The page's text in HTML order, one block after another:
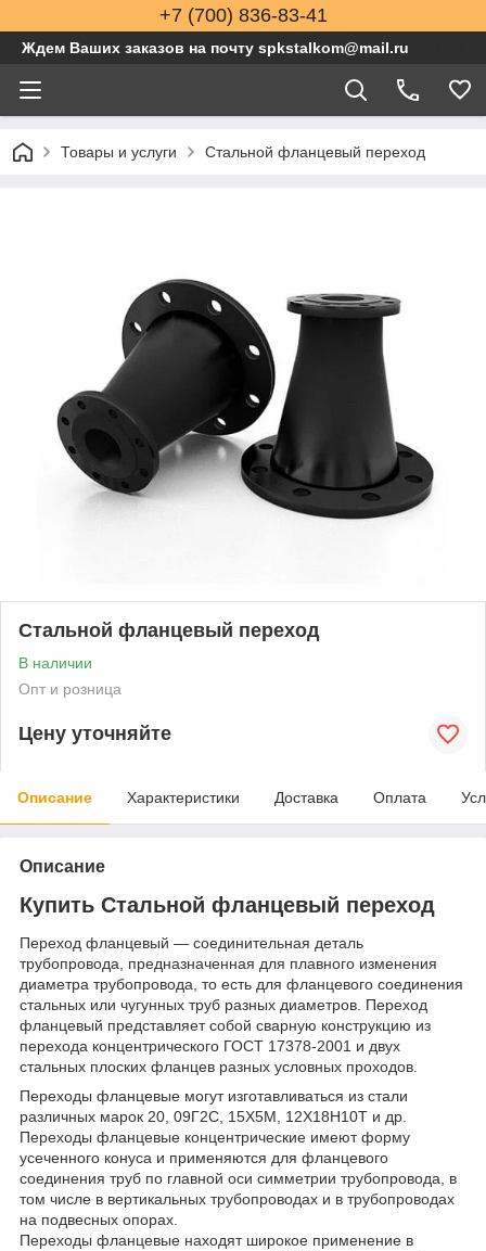
+7 (700) 836-83-41
Ждем Ваших заказов на почту spkstalkom@mail.ru
Товары и услуги Стальной фланцевый переход
Стальной фланцевый переход
В наличии
Опт и розница
Цену уточняйте
Описание Характеристики Доставка Оплата
Описание
Купить Стальной фланцевый переход
Переход фланцевый — соединительная деталь
трубопровода, предназначенная для плавного изменения
диаметра трубопровода, то есть для фланцевого соединения
стальных или чугунных труб разных диаметров. Переход
фланцевый представляет собой сварную конструкцию из
перехода концентрического ГОСТ 17378-2001 и двух
стальных плоских фланцев разных условных проходов.
Переходы фланцевые могут изготавливаться из стали
различных марок 20, 09Г2С, 15Х5М, 12Х18Н10Т и др.
Переходы фланцевые концентрические имеют форму
усеченного конуса и применяются для фланцевого
соединения труб по главной оси симметрии трубопровода, в
том числе в вертикальных трубопроводах и в трубопроводах
на подвесных опорах.
Переходы фланцевые находят широкое применение в